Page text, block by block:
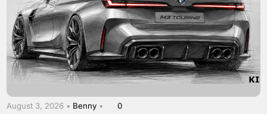
August 3, 2026 • Benny • 0